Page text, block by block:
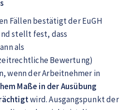
Fällen bestätigt der EuGH
stellt fest, dass
als
Bewertung)
wenn der Arbeitnehmer in
Maße in der Ausübung
wird. Ausgangspunkt der